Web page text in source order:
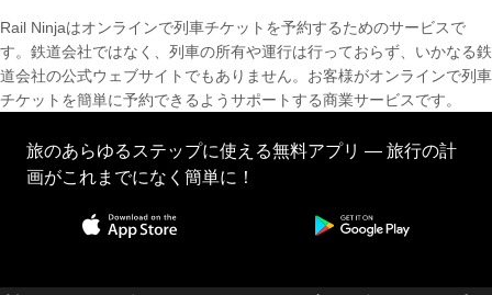
Rail Ninjaはオンラインで列車チケットを予約するためのサービスで
す。鉄道会社ではなく、列車の所有や運行は行っておらず、いかなる鉄
道会社の公式ウェブサイトでもありません。お客様がオンラインで列車
チケットを簡単に予約できるようサポートする商業サービスです。
旅のあらゆるステップに使える無料アプリ — 旅行の計
画がこれまでになく簡単に！